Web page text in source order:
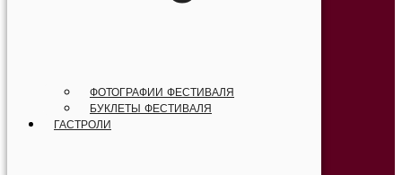
ФОТОГРАФИИ ФЕСТИВАЛЯ
БУКЛЕТЫ ФЕСТИВАЛЯ
ГАСТРОЛИ